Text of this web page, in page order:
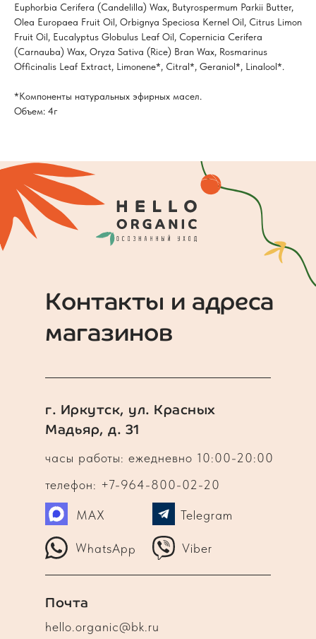
Euphorbia Cerifera (Candelilla) Wax, Butyrospermum Parkii Butter,
Olea Europaea Fruit Oil, Orbignya Speciosa Kernel Oil, Citrus Limon
Fruit Oil, Eucalyptus Globulus Leaf Oil, Copernicia Cerifera
(Carnauba) Wax, Oryza Sativa (Rice) Bran Wax, Rosmarinus
Officinalis Leaf Extract, Limonene*, Citral*, Geraniol*, Linalool*.
*Компоненты натуральных эфирных масел.
Объем: 4г
Контакты и адреса
магазинов
часы работы: ежедневно 10:00-20:00
г. Иркутск, ул. Красных
Мадьяр, д. 31
телефон: +7-964-800-02-20
WhatsApp Viber
Telegram
MAX
hello.organic@bk.ru
Почта